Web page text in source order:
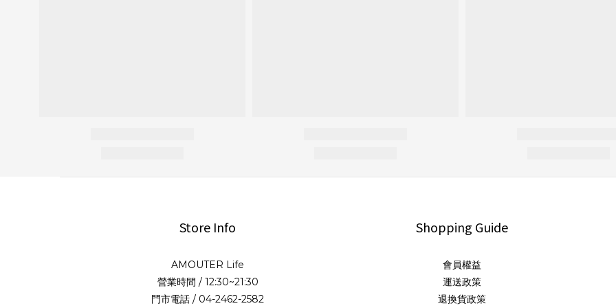
Store Info
AMOUTER Life
營業時間 / 12:30~21:30
門市電話 / 04-2462-2582
Shopping Guide
會員權益
運送政策
退換貨政策